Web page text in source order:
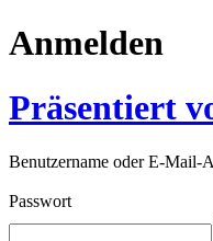
Anmelden
Präsentiert
Benutzername oder E-Mail-
Passwort